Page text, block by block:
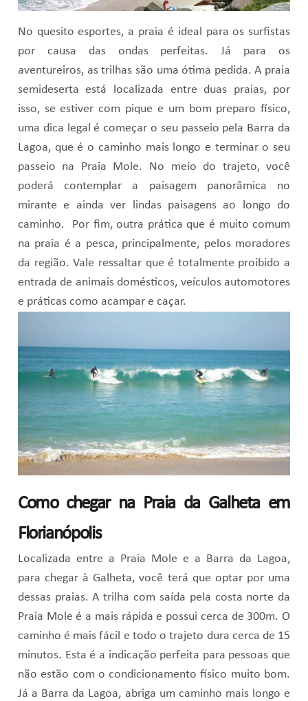
No quesito esportes, a praia é ideal para os surfistas
por causa das ondas perfeitas. Já para os
aventureiros, as trilhas são uma ótima pedida. A praia
semideserta está localizada entre duas praias, por
isso, se estiver com pique e um bom preparo físico,
uma dica legal é começar o seu passeio pela Barra da
Lagoa, que é o caminho mais longo e terminar o seu
passeio na Praia Mole. No meio do trajeto, você
poderá contemplar a paisagem panorâmica no
mirante e ainda ver lindas paisagens ao longo do
caminho. Por fim, outra prática que é muito comum
na praia é a pesca, principalmente, pelos moradores
da região. Vale ressaltar que é totalmente proibido a
entrada de animais domésticos, veículos automotores
e práticas como acampar e caçar.
Como chegar na Praia da Galheta em
Florianópolis
Localizada entre a Praia Mole e a Barra da Lagoa,
para chegar à Galheta, você terá que optar por uma
dessas praias. A trilha com saída pela costa norte da
Praia Mole é a mais rápida e possui cerca de 300m. O
caminho é mais fácil e todo o trajeto dura cerca de 15
minutos. Esta é a indicação perfeita para pessoas que
não estão com o condicionamento físico muito bom.
Já a Barra da Lagoa, abriga um caminho mais longo e